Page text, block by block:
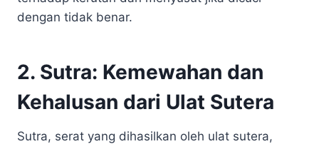
dengan tidak benar.
2. Sutra: Kemewahan dan
Kehalusan dari Ulat Sutera
Sutra, serat yang dihasilkan oleh ulat sutera,